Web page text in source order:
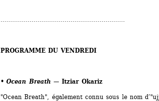
PROGRAMME DU VENDREDI
• Ocean Breath — Itziar Okariz
"Ocean Breath", également connu sous le nom